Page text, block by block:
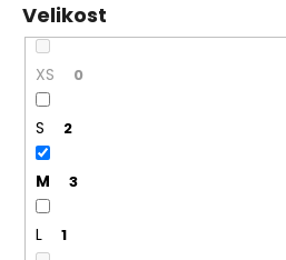
Velikost
XS 0
S 2
M 3
L 1